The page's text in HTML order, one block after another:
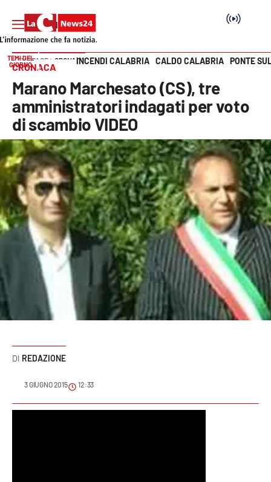
SEZIONI
Cronaca
Politica
Attualità
Economia e lavoro
Italia Mondo
Sanità
Sport
Meteo
Vai
TEMI DEL
GIORNO
INCENDI CALABRIA CALDO CALABRIA PONTE
HOME PAGE CRONACA
CRONACA
Marano Marchesato (CS), tre
amministratori indagati per voto
di scambio VIDEO
REDAZIONE
3 GIUGNO 2015 12:33